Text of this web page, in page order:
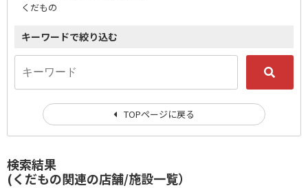
検索結果
(くだもの関連の店舗/施設一覧）
くだもの
キーワードで絞り込む
TOPページに戻る